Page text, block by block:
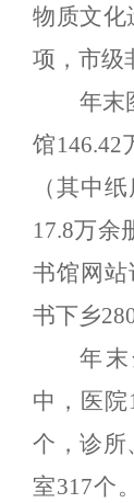
物质文化
项，市级
年末
馆146.42
（其中
17.8万余
书馆网站
书下乡
年
中，医院
个，诊所
室317个